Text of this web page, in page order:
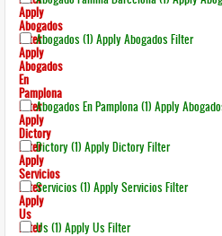
Apply
Abogados
FilterAbogados (1) Apply Abogados Filter
Apply
Abogados
En
Pamplona
FilterAbogados En Pamplona (1) Apply
Apply
Dictory
FilterDictory (1) Apply Dictory Filter
Apply
Servicios
FilterServicios (1) Apply Servicios Filter
Apply
Us
FilterUs (1) Apply Us Filter